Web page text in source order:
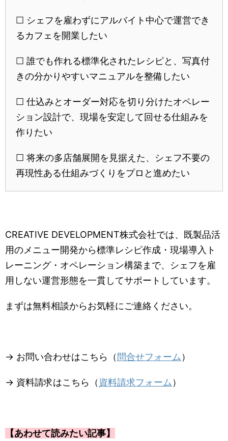
☐ シェフを雇わずにアルバイト中心で運営でき
るカフェを開業したい
☐ 誰でも作れる標準化されたレシピと、写真付
きの分かりやすいマニュアルを整備したい
☐ 仕込みとオーダー対応を切り分けたオペレー
ション設計で、現場を安定して回せる仕組みを
作りたい
☐ 将来の多店舗展開を見据えた、シェフ不要の
再現性ある仕組みづくりをプロと進めたい
CREATIVE DEVELOPMENT株式会社では、既製品活
用のメニュー開発から標準レシピ作成・現場導入ト
レーニング・オペレーション構築まで、シェフを雇
用しない運営形態を一貫してサポートしています。
まずは無料相談からお気軽にご連絡ください。
→ お問い合わせはこちら（ 問合せフォーム ）
→ 資料請求はこちら（資料請求フォーム ）
【あわせて読みたい記事】